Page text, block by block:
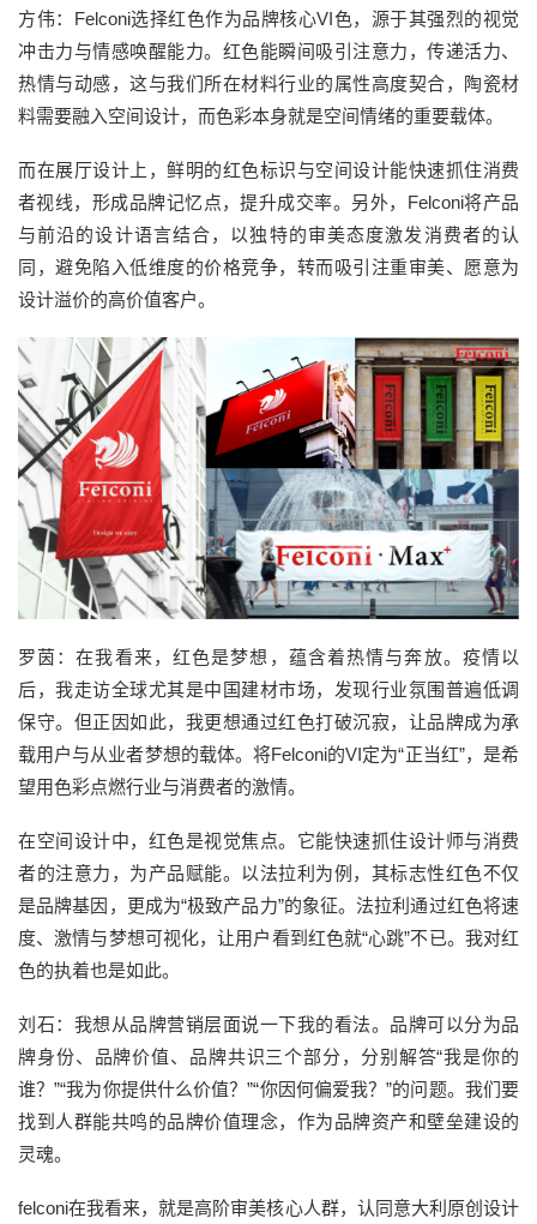
方伟：Felconi选择红色作为品牌核心VI色，源于其强烈的视觉
冲击力与情感唤醒能力。红色能瞬间吸引注意力，传递活力、
热情与动感，这与我们所在材料行业的属性高度契合，陶瓷材
料需要融入空间设计，而色彩本身就是空间情绪的重要载体。
而在展厅设计上，鲜明的红色标识与空间设计能快速抓住消费
者视线，形成品牌记忆点，提升成交率。另外，Felconi将产品
与前沿的设计语言结合，以独特的审美态度激发消费者的认
同，避免陷入低维度的价格竞争，转而吸引注重审美、愿意为
设计溢价的高价值客户。
罗茵：在我看来，红色是梦想，蕴含着热情与奔放。疫情以
后，我走访全球尤其是中国建材市场，发现行业氛围普遍低调
保守。但正因如此，我更想通过红色打破沉寂，让品牌成为承
载用户与从业者梦想的载体。将Felconi的VI定为“正当红”，是希
望用色彩点燃行业与消费者的激情。
在空间设计中，红色是视觉焦点。它能快速抓住设计师与消费
者的注意力，为产品赋能。以法拉利为例，其标志性红色不仅
是品牌基因，更成为“极致产品力”的象征。法拉利通过红色将速
度、激情与梦想可视化，让用户看到红色就“心跳”不已。我对红
色的执着也是如此。
刘石：我想从品牌营销层面说一下我的看法。品牌可以分为品
牌身份、品牌价值、品牌共识三个部分，分别解答“我是你的
谁？”“我为你提供什么价值？”“你因何偏爱我？”的问题。我们要
找到人群能共鸣的品牌价值理念，作为品牌资产和壁垒建设的
灵魂。
felconi在我看来，就是高阶审美核心人群，认同意大利原创设计